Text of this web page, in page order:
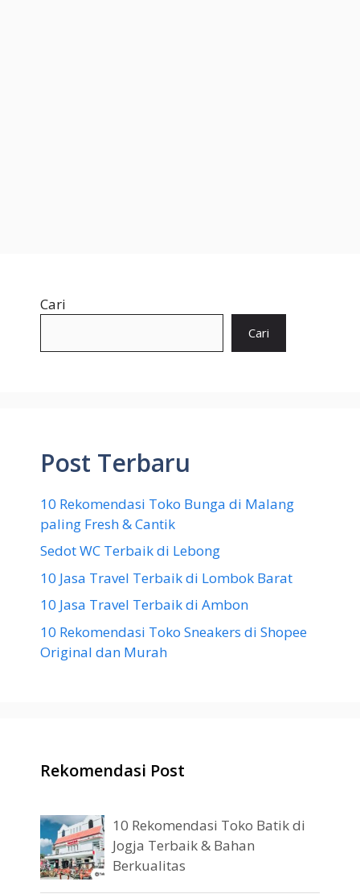
Cari
Cari
Post Terbaru
10 Rekomendasi Toko Bunga di Malang
paling Fresh & Cantik
Sedot WC Terbaik di Lebong
10 Jasa Travel Terbaik di Lombok Barat
10 Jasa Travel Terbaik di Ambon
10 Rekomendasi Toko Sneakers di Shopee
Original dan Murah
Rekomendasi Post
10 Rekomendasi Toko Batik di
Jogja Terbaik & Bahan
Berkualitas